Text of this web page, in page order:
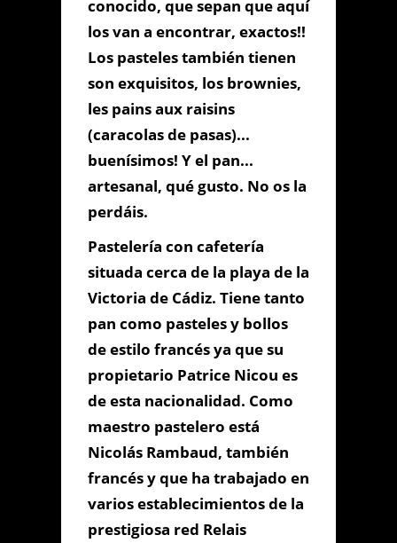
conocido, que sepan que aquí
los van a encontrar, exactos!!
Los pasteles también tienen
son exquisitos, los brownies,
les pains aux raisins
(caracolas de pasas)...
buenísimos! Y el pan...
artesanal, qué gusto. No os la
perdáis.
Pastelería con cafetería
situada cerca de la playa de la
Victoria de Cádiz. Tiene tanto
pan como pasteles y bollos
de estilo francés ya que su
propietario Patrice Nicou es
de esta nacionalidad. Como
maestro pastelero está
Nicolás Rambaud, también
francés y que ha trabajado en
varios establecimientos de la
prestigiosa red Relais
Información de
Contacto
C/ URUGUAY Nº 2 - CADIZ,
Cádiz, Cádiz
856 17 30 76
labelle@gmail.com
Contacta con Nosotros